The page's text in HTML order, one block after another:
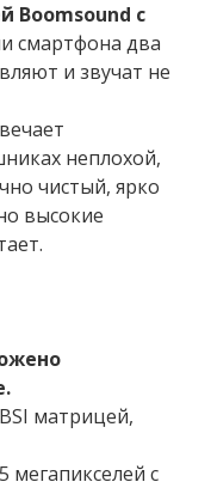
Boomsound с
смартфона два
и звучат не
неплохой,
чистый, ярко
высокие
матрицей,
мегапикселей с